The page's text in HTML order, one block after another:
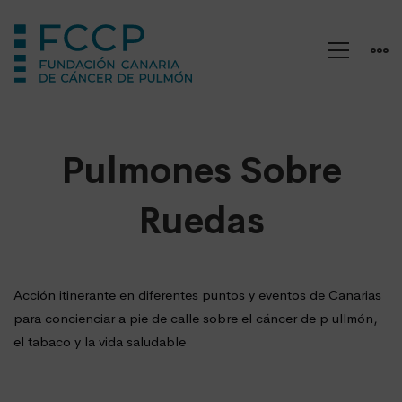
PulmonesPulmones Sobre
Ruedas
Acción itinerante en diferentes puntos y eventos de Canarias
para concienciar a pie de calle sobre el cáncer de p ullmón,
el tabaco y la vida saludable